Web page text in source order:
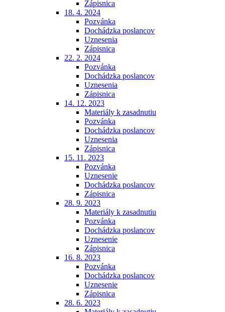
Zápisnica
18. 4. 2024
Pozvánka
Dochádzka poslancov
Uznesenia
Zápisnica
22. 2. 2024
Pozvánka
Dochádzka poslancov
Uznesenia
Zápisnica
14. 12. 2023
Materiály k zasadnutiu
Pozvánka
Dochádzka poslancov
Uznesenia
Zápisnica
15. 11. 2023
Pozvánka
Uznesenie
Dochádzka poslancov
Zápisnica
28. 9. 2023
Materiály k zasadnutiu
Pozvánka
Dochádzka poslancov
Uznesenie
Zápisnica
16. 8. 2023
Pozvánka
Dochádzka poslancov
Uznesenie
Zápisnica
28. 6. 2023